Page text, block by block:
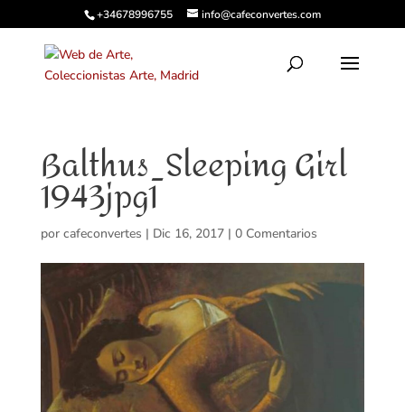
+34678996755 info@cafeconvertes.com
Balthus_Sleeping Girl
1943jpg1
por cafeconvertes | Dic 16, 2017| 0 Comentarios